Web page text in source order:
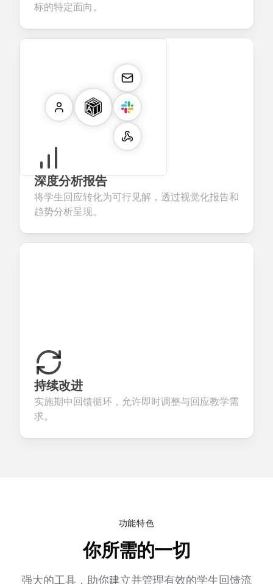
标的特定面向。
深度分析报告
将学生回应转化为可行见解，透过视觉化报告和
趋势分析呈现。
持续改进
实施期中回馈循环，允许即时调整与回应教学需
求。
功能特色
你所需的一切
强大的工具，助你建立并管理有效的学生回馈流